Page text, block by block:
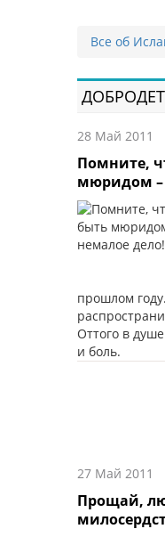
Все об
28 Май 2011
Помните,
мюридом –
прошлом
Оттого в
и боль.
27 Май 2011
Прощай,